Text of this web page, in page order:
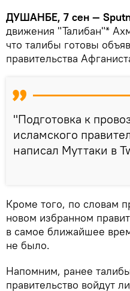
ДУШАНБЕ, 7 сен —
движения "Талибан"*
что талибы готовы
правительства
"Подготовка к
исламского
написал Муттаки в
Кроме того, по словам
новом избранном
в самое ближайшее
не было.
Напомним, ранее
правительство войдут